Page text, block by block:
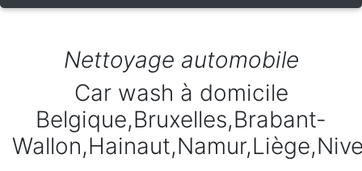
Nettoyage automobile
Car wash à domicile
Belgique,Bruxelles,Brabant-